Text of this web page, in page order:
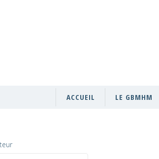
ACCUEIL LE GBMHM